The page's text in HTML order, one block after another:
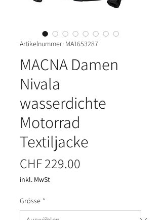
Artikelnummer: MA1653287
MACNA Damen
Nivala
wasserdichte
Motorrad
Textiljacke
CHF 229.00
inkl. MwSt
Grösse *